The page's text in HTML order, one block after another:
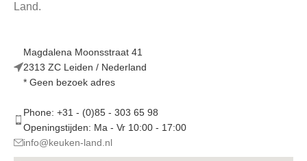
Land.
Magdalena Moonsstraat 41
2313 ZC Leiden / Nederland
* Geen bezoek adres
Phone: +31 - (0)85 - 303 65 98
Openingstijden: Ma - Vr 10:00 - 17:00
info@keuken-land.nl